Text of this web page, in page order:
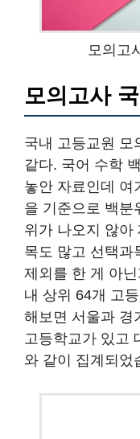
모의고
모의고사
국내 고등교원 모
같다. 국어 수학
놓안 자료인데 여
을 기준으로 백분
위가 나오지 않아
목도 많고 선택과
제외를 한 게 아
내 상위 64개 고
해보면 서울과 경
고등학교가 있고
와 같이 집계되었